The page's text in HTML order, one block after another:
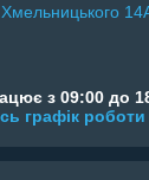
з 09:00 до
графік роботи